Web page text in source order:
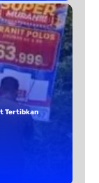
Tertibkan